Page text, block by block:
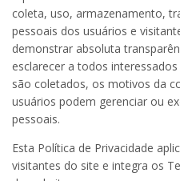
coleta, uso, armazenamento,
pessoais dos usuários e
demonstrar absoluta
esclarecer a todos
são coletados, os motivos da
usuários podem gerenciar ou
pessoais.
Esta Política de Privacidade
visitantes do site e integra os